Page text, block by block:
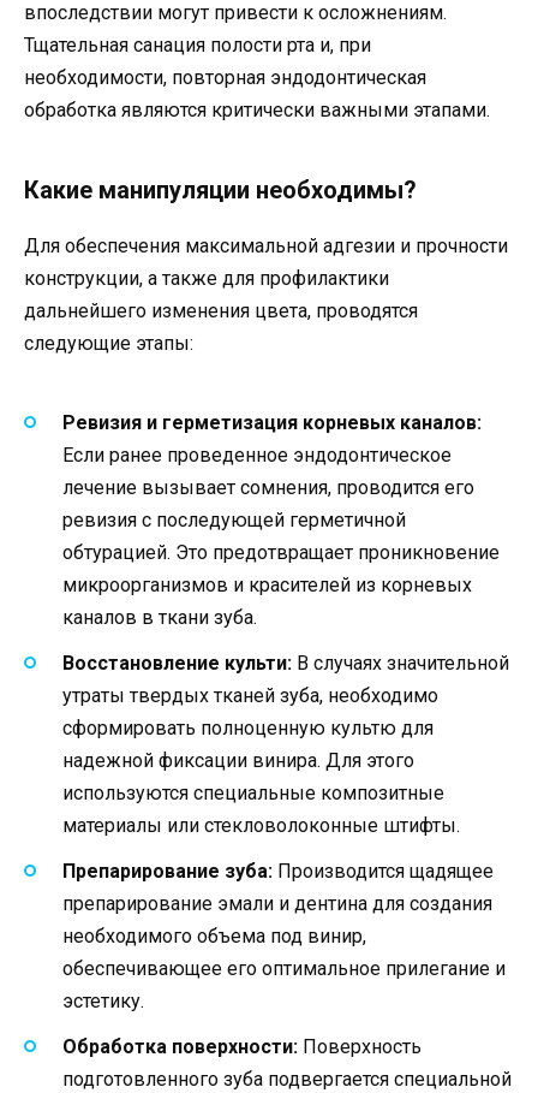
впоследствии могут привести к осложнениям.
Тщательная санация полости рта и, при
необходимости, повторная эндодонтическая
обработка являются критически важными этапами.
Какие манипуляции необходимы?
Для обеспечения максимальной адгезии и прочности
конструкции, а также для профилактики
дальнейшего изменения цвета, проводятся
следующие этапы:
Ревизия и герметизация корневых каналов:
Если ранее проведенное эндодонтическое
лечение вызывает сомнения, проводится его
ревизия с последующей герметичной
обтурацией. Это предотвращает проникновение
микроорганизмов и красителей из корневых
каналов в ткани зуба.
Восстановление культи: В случаях значительной
утраты твердых тканей зуба, необходимо
сформировать полноценную культю для
надежной фиксации винира. Для этого
используются специальные композитные
материалы или стекловолоконные штифты.
Препарирование зуба: Производится щадящее
препарирование эмали и дентина для создания
необходимого объема под винир,
обеспечивающее его оптимальное прилегание и
эстетику.
Обработка поверхности: Поверхность
подготовленного зуба подвергается специальной